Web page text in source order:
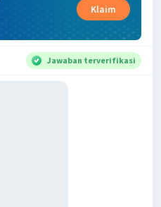
Klaim
Jawaban terverifikasi